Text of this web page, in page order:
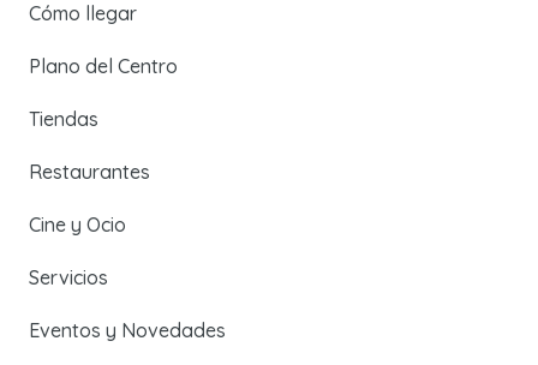
Cómo llegar
Plano del Centro
Tiendas
Restaurantes
Cine y Ocio
Servicios
Eventos y Novedades